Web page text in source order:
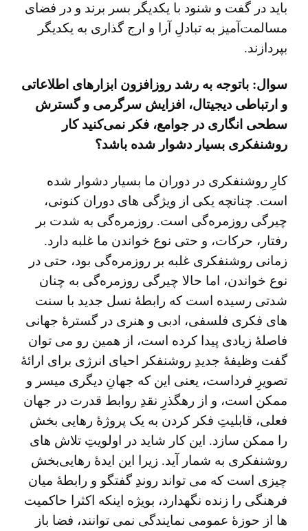
باید در گفت و شنود با یکدیگر بسر برند و در فضای
مسالمت‌آمیز به تبادلِ آرا و ارج گذاری به یکدیگر
بپردازند.
سوال: باتوجه به رشد روزافزون ابزارهای اطلاعاتی
و ارتباطی دیجیتال، افزایش سرگرمی و گسترش
سطحی انگاری در جوامع، فکر نمی‌کنید کار
روشنفکری بسیار دشوار شده باشد؟
کارِ روشنفکری در دوران ما بسیار دشوار شده
است. چنانچه یکی از ویژگی‌ های دوران کنونی،
چیرگی روزمره‌گی است. روزمره‌گی به شدت بر
رفتار، حرکات، و حتی نوع خواندن ما غلبه دارد.
زمانی روشنفکری غلبه بر روزمره‌گی بود، حتی در
نوع خواندن، اما حالا چیرگی روزمره‌گی به چنان
شدتی رسیده است که رابطۀ نسل جدید با سنت
های فکری فلسفی، ادبی و هنری در گسترۀ جهانی
فاصلۀ زیادی پیدا کرده است، از همین رو می توان
گفت وظیفۀ جدیدِ روشنفکر احیای انرژی برای ارائۀ
تصویرِ فرداست، یعنی این که جهانِ دیگری میسر و
ممکن است، و از رهگذرِ نقدِ روابط قدرت در جهان
فعلی، قابلیتِ فکر کردن به یک پروژۀ رهایی ‌بخش
را ممکن سازد. این کار شاید در اولویتِ تلاش های
روشنفکری به شمار آید. زیرا این ایدۀ رهایی‌بخش
چیزی است که می تواند روندِ گفتگو و رابطۀ میان
فرهنگی را زنده نگهدارد، بویژه اینکه اکثرا حاکمیت
ها از حوزۀ عمومی نمایندگی نمی توانند، فضا باز